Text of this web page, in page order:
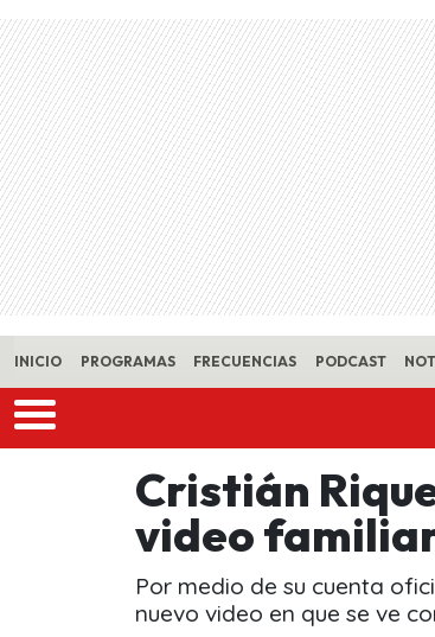
Skip to main content
INICIO PROGRAMAS FRECUENCIAS PODCAST
Cristián
video
Por medio de su cuenta
nuevo video en que se ve